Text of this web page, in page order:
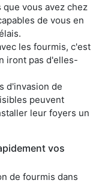
vous avez chez
de vous en
les fourmis, c'est
iront pas d'elles-
d'invasion de
peuvent
leur foyers un
vos
de fourmis dans